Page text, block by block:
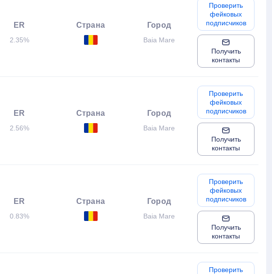
ER
2.35%
Страна Город
Baia Mare
Проверить
фейковых
подписчиков
Получить
контакты
ER
2.56%
Страна Город
Baia Mare
Проверить
фейковых
подписчиков
Получить
контакты
ER
0.83%
Страна Город
Baia Mare
Проверить
фейковых
подписчиков
Получить
контакты
Проверить